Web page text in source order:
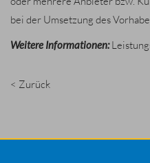
bei der Umsetzung des
Weitere Informationen:
< Zurück